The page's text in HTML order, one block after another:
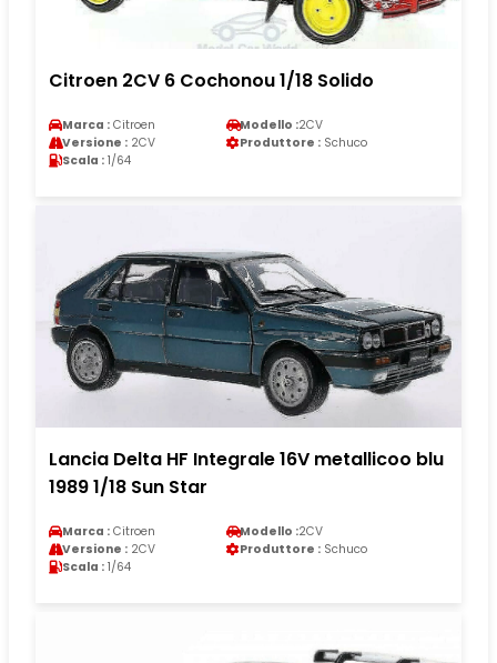
Citroen 2CV 6 Cochonou 1/18 Solido
Marca : Citroen Modello :2CV
Versione : 2CV Produttore : Schuco
Scala : 1/64
Lancia Delta HF Integrale 16V metallicoo blu
1989 1/18 Sun Star
Marca : Citroen Modello :2CV
Versione : 2CV Produttore : Schuco
Scala : 1/64